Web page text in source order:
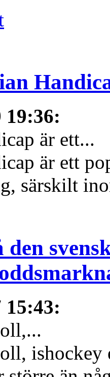
19:36:
är ett...
är ett
särskilt
den
15:43: